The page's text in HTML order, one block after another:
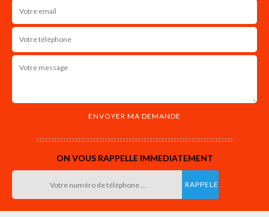
ON VOUS RAPPELLE IMMEDIATEMENT